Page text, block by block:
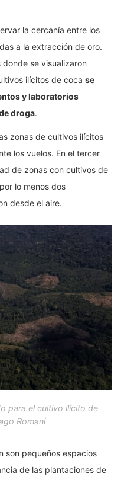
la cercanía entre los
a la extracción de oro.
donde se visualizaron
ilícitos de coca se
y laboratorios
droga.
zonas de cultivos ilícitos
los vuelos. En el tercer
de zonas con cultivos de
lo menos dos
desde el aire.
para el cultivo ilícito de
Romaní
son pequeños espacios
de las plantaciones de